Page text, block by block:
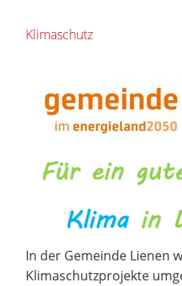
Klimaschutz
In der Gemeinde Lienen
Klimaschutzprojekte